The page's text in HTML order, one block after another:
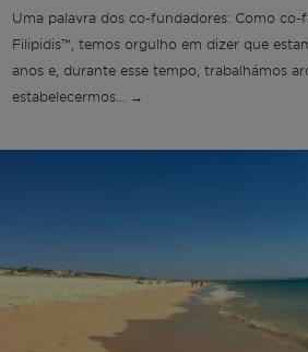
Uma palavra dos co-fundadores: Como
Filipidis™️, temos orgulho em dizer que
anos e, durante esse tempo, trabalhámos
estabelecermos... →